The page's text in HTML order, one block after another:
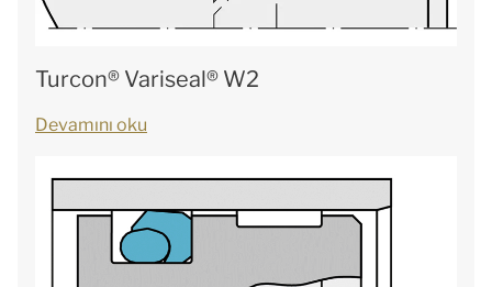
Turcon® Variseal® W2
Devamını oku